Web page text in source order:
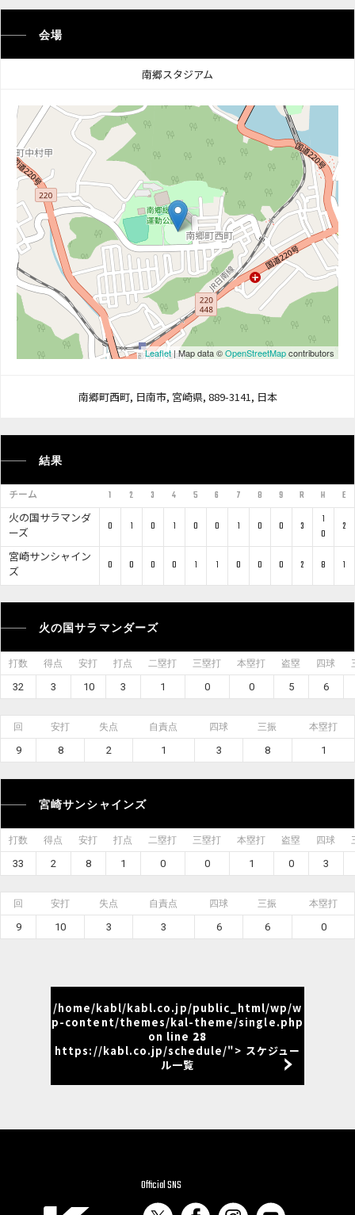
会場
南郷スタジアム
Leaflet| Map data ©OpenStreetMapcontributors
南郷町西町, 日南市, 宮崎県, 889-3141, 日本
結果
チーム 1 2 3 4 5 6 7 8 9 R H E
火の国サラマンダ
ーズ
0 1 0 1 0 0 1 0 0 3
1
0
2
宮崎サンシャイン
ズ
0 0 0 0 1 1 0 0 0 2 8 1
火の国サラマンダーズ
打数 得点 安打 打点 二塁打 三塁打 本塁打 盗塁 四球
32 3 10 3 1 0 0 5 6
回 安打 失点 自責点 四球 三振 本塁打
9 8 2 1 3 8 1
宮崎サンシャインズ
打数 得点 安打 打点 二塁打 三塁打 本塁打 盗塁 四球
33 2 8 1 0 0 1 0 3
回 安打 失点 自責点 四球 三振 本塁打
9 10 3 3 6 6 0
/home/kabl/kabl.co.jp/public_html/wp/w
p-content/themes/kal-theme/single.php
on line 28
https://kabl.co.jp/schedule/"> スケジュー
ル一覧
Official SNS